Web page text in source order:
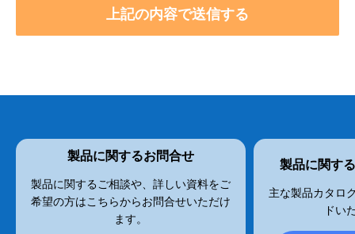
製品に関するお問合せ
製品に関するご相談や、詳しい資料をご
希望の方はこちらからお問合せいただけ
ます。
製品に関す
主な製品カタロ
ドい